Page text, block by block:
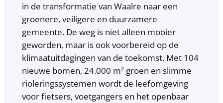
in de transformatie van Waalre naar een
groenere, veiligere en duurzamere
gemeente. De weg is niet alleen mooier
geworden, maar is ook voorbereid op de
klimaatuitdagingen van de toekomst. Met 104
nieuwe bomen, 24.000 m² groen en slimme
rioleringssystemen wordt de leefomgeving
voor fietsers, voetgangers en het openbaar